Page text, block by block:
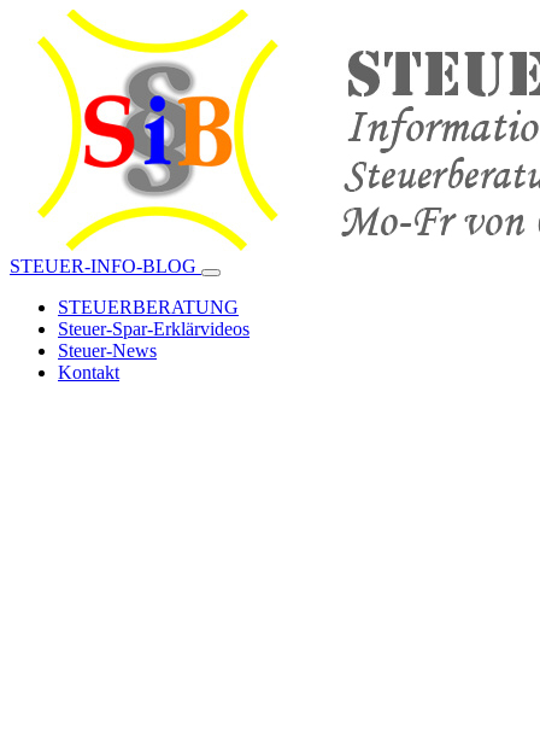
STEUER-INFO-BLOG
STEUERBERATUNG
Steuer-Spar-Erklärvideos
Steuer-News
Kontakt